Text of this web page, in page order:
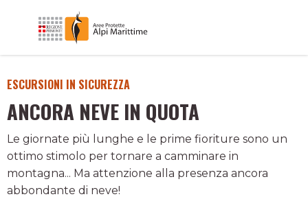
ESCURSIONI IN SICUREZZA
ANCORA NEVE IN QUOTA
Le giornate più lunghe e le prime fioriture sono un
ottimo stimolo per tornare a camminare in
montagna... Ma attenzione alla presenza ancora
abbondante di neve!